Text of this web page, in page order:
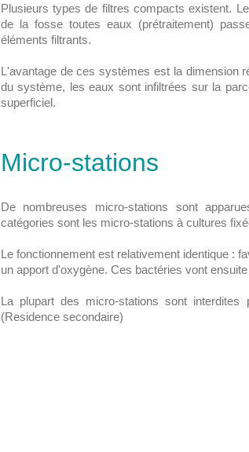
Plusieurs types de filtres compacts existent.
de la fosse toutes eaux (prétraitement)
éléments filtrants.
L'avantage de ces systèmes est la dimension
du système, les eaux sont infiltrées sur la
superficiel.
Micro-stations
De nombreuses micro-stations sont
catégories sont les micro-stations à cultures
Le fonctionnement est relativement identique :
un apport d'oxygène. Ces bactéries vont
La plupart des micro-stations sont interdites
(Residence secondaire)